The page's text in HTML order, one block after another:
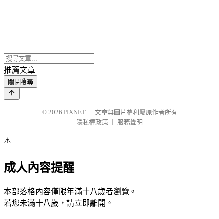
推薦文章
關閉搜尋
© 2026 PIXNET
文章與圖片權利屬原作者所有
隱私權政策
服務聲明
⚠️
成人內容提醒
本部落格內容僅限年滿十八歲者瀏覽。
若您未滿十八歲，請立即離開。